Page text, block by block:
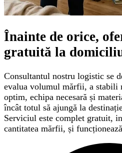
Înainte de orice,
gratuită la
Consultantul nostru logistic se
evalua volumul mărfii, a stabili
optim, echipa necesară și
încât totul să ajungă la
Serviciul este complet gratuit,
cantitatea mărfii, și